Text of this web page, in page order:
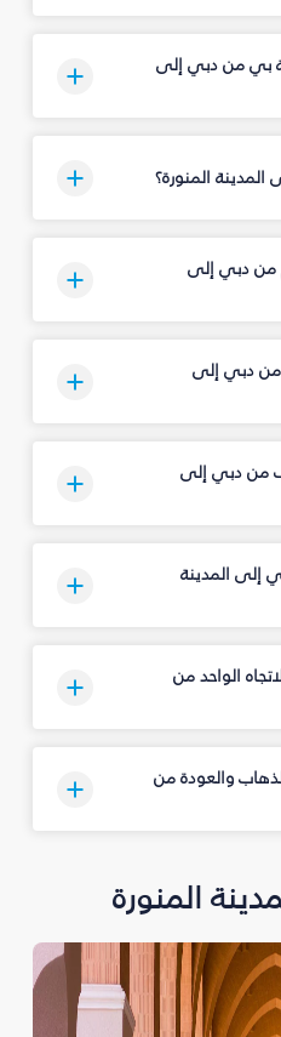
بي من دبي إلى
المنورة؟
من دبي إلى
من دبي إلى
من دبي إلى
إلى المدينة
الواحد من
والعودة من
المنورة